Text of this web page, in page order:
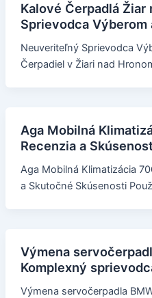
Kalové Čerpadlá Žiar
Sprievodca Výberom
Neuveriteľný Sprievodca
Čerpadiel v Žiari nad
Aga Mobilná
Recenzia a
Aga Mobilná Klimatizácia
a Skutočné Skúsenosti
Výmena
Komplexný
Výmena servočerpadla